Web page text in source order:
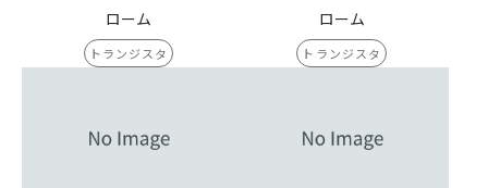
ローム
トランジスタ
ローム
トランジスタ